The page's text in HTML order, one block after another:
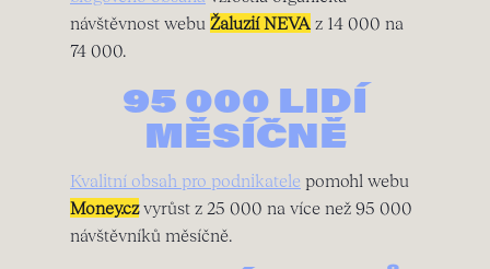
návštěvnost webu Žaluzií NEVA z 14 000 na
74 000.
95 000 LIDÍ
MĚSÍČNĚ
Kvalitní obsah pro podnikatele pomohl webu
Money.czvyrůst z 25 000 na více než 95 000
návštěvníků měsíčně.